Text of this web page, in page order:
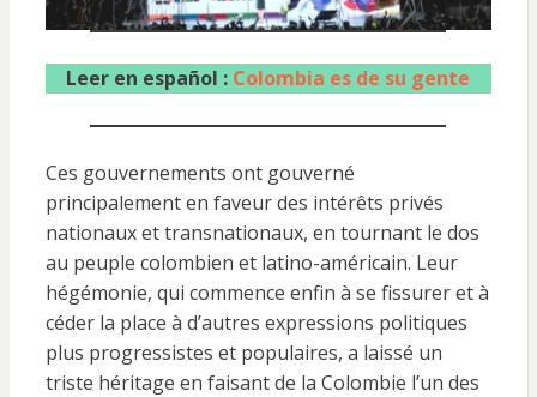
Leer en español : Colombia es de su gente
Ces gouvernements ont gouverné
principalement en faveur des intérêts privés
nationaux et transnationaux, en tournant le dos
au peuple colombien et latino-américain. Leur
hégémonie, qui commence enfin à se fissurer et à
céder la place à d’autres expressions politiques
plus progressistes et populaires, a laissé un
triste héritage en faisant de la Colombie l’un des